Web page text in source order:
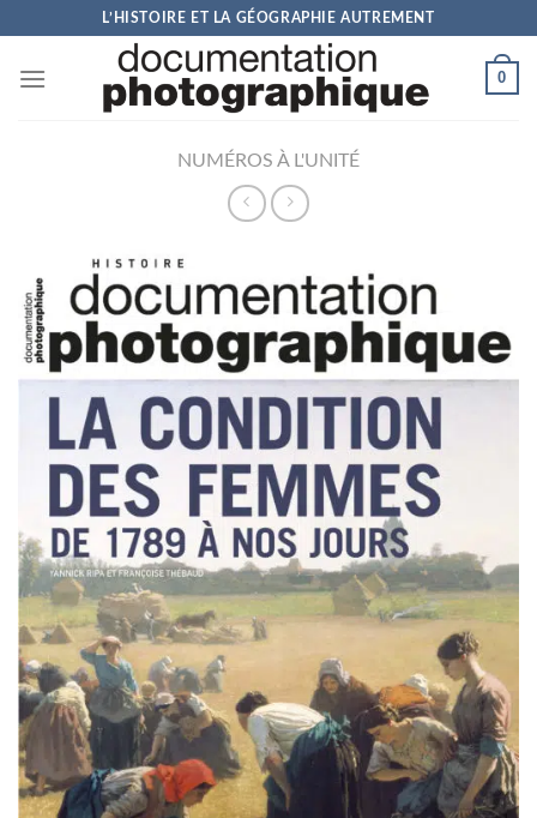
content
L’HISTOIRE ET LA GÉOGRAPHIE AUTREMENT
0
NUMÉROS À L'UNITÉ